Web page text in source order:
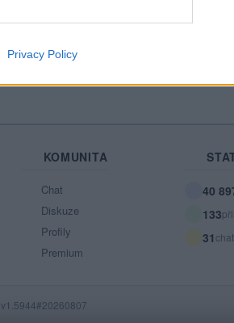
Privacy Policy
KOMUNITA
Chat
Diskuze
Profily
Premium
40
133
31
v1.5944#20260807